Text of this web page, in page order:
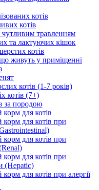
котів
котів
чутливим травленням
та лактуючих кішок
котів
живуть у приміщенні
котів (1-7 років)
котів (7+)
за породою
для котів
для котів при
для котів при
для котів при
(Hepatic)
для котів при алергії